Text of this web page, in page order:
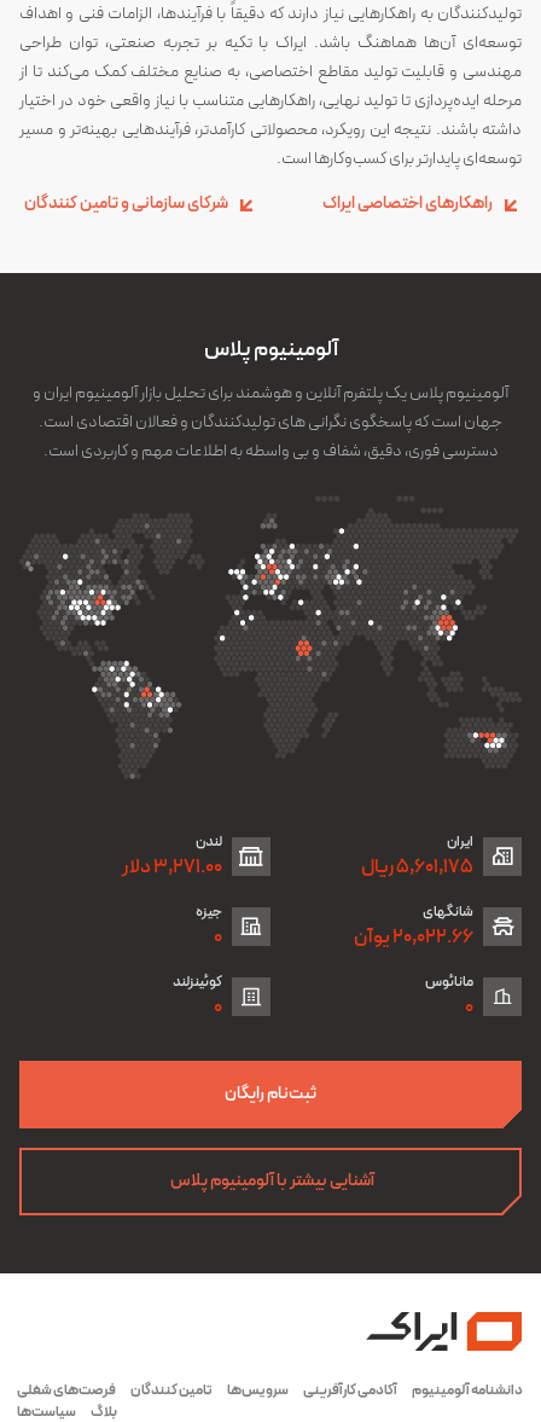
تولیدکنندگان به راهکارهایی نیاز دارند که دقیقاً با فرآیندها، الزامات فنی و اهداف
توسعه‌ای آن‌ها هماهنگ باشد. ایراک با تکیه بر تجربه صنعتی، توان طراحی
مهندسی و قابلیت تولید مقاطع اختصاصی، به صنایع مختلف کمک می‌کند تا از
مرحله ایده‌پردازی تا تولید نهایی، راهکارهایی متناسب با نیاز واقعی خود در اختیار
داشته باشند. نتیجه این رویکرد، محصولاتی کارآمدتر، فرآیندهایی بهینه‌تر و مسیر
توسعه‌ای پایدارتر برای کسب‌وکارها است.
راهکارهای اختصاصی ایراک
شرکای سازمانی و تامین کنندگان
آلومینیوم پلاس
آلومینیوم پلاس یک پلتفرم آنلاین و هوشمند برای تحلیل بازار آلومینیوم ایران و
جهان است که پاسخگوی نگرانی های تولیدکنندگان و فعالان اقتصادی است.
دسترسی فوری، دقیق، شفاف و بی واسطه به اطلاعات مهم و کاربردی است.
ثبت‌نام رایگان
آشنایی بیشتر با آلومینیوم پلاس
ایران
5,601,175 ریال
لندن
3,271.00 دلار
شانگهای
20,022.66 یوآن
جیزه
0
مانائوس
0
کوئینزلند
0
دانشنامه آلومینیوم آکادمی کارآفرینی سرویس‌ها تامین کنندگان
فرصت‌های شغلی
بلاگ
سیاست‌ها